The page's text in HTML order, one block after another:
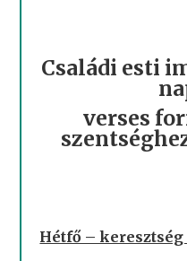
Családi esti
verses
Hétfő – keresztség